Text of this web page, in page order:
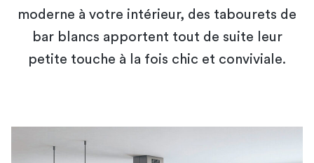
moderne à votre intérieur, des tabourets de
bar blancs apportent tout de suite leur
petite touche à la fois chic et conviviale.